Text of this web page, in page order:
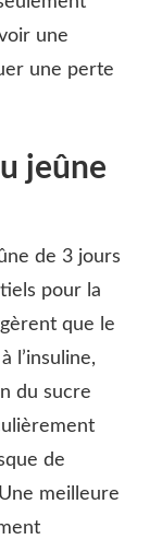
une
une perte
jeûne
de 3 jours
pour la
que le
l’insuline,
du sucre
de
meilleure